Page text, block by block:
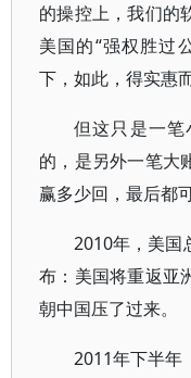
的操控上，我们的
美国的“强权胜过
下，如此，得实惠
但这只是一
的，是另外一笔大
赢多少回，最后都
2010年，美国
布：美国将重返亚
朝中国压了过来。
2011年下半年